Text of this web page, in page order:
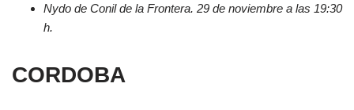
Nydo de Conil de la Frontera. 29 de noviembre a las 19:30
h.
CORDOBA